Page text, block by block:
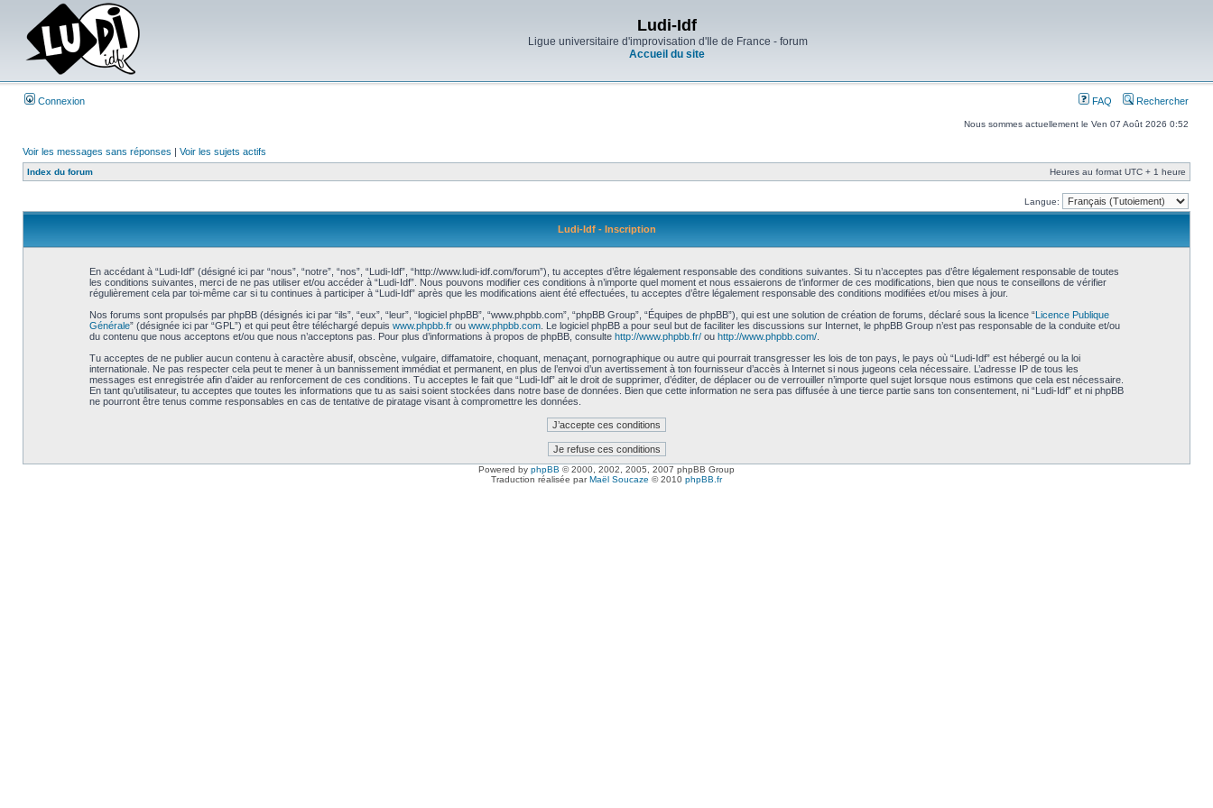
Ludi-Idf
Ligue universitaire d'improvisation d'Ile de France - forum
Accueil du site
Connexion FAQ Rechercher
Nous sommes actuellement le Ven 07 Août 2026 0:52
Voir les messages sans réponses | Voir les sujets actifs
Index du forum Heures au format UTC + 1 heure
Langue:
Ludi-Idf - Inscription
En accédant à “Ludi-Idf” (désigné ici par “nous”, “notre”, “nos”, “Ludi-Idf”, “http://www.ludi-idf.com/forum”), tu acceptes d’être légalement responsable des conditions suivantes. Si tu n’acceptes pas d’être légalement responsable de toutes
les conditions suivantes, merci de ne pas utiliser et/ou accéder à “Ludi-Idf”. Nous pouvons modifier ces conditions à n’importe quel moment et nous essaierons de t’informer de ces modifications, bien que nous te conseillons de vérifier
régulièrement cela par toi-même car si tu continues à participer à “Ludi-Idf” après que les modifications aient été effectuées, tu acceptes d’être légalement responsable des conditions modifiées et/ou mises à jour.
Nos forums sont propulsés par phpBB (désignés ici par “ils”, “eux”, “leur”, “logiciel phpBB”, “www.phpbb.com”, “phpBB Group”, “Équipes de phpBB”), qui est une solution de création de forums, déclaré sous la licence “Licence Publique
Générale” (désignée ici par “GPL”) et qui peut être téléchargé depuis www.phpbb.frou www.phpbb.com. Le logiciel phpBB a pour seul but de faciliter les discussions sur Internet, le phpBB Group n’est pas responsable de la conduite et/ou
du contenu que nous acceptons et/ou que nous n’acceptons pas. Pour plus d’informations à propos de phpBB, consulte http://www.phpbb.fr/ou http://www.phpbb.com/.
Tu acceptes de ne publier aucun contenu à caractère abusif, obscène, vulgaire, diffamatoire, choquant, menaçant, pornographique ou autre qui pourrait transgresser les lois de ton pays, le pays où “Ludi-Idf” est hébergé ou la loi
internationale. Ne pas respecter cela peut te mener à un bannissement immédiat et permanent, en plus de l’envoi d’un avertissement à ton fournisseur d’accès à Internet si nous jugeons cela nécessaire. L’adresse IP de tous les
messages est enregistrée afin d’aider au renforcement de ces conditions. Tu acceptes le fait que “Ludi-Idf” ait le droit de supprimer, d’éditer, de déplacer ou de verrouiller n’importe quel sujet lorsque nous estimons que cela est nécessaire.
En tant qu’utilisateur, tu acceptes que toutes les informations que tu as saisi soient stockées dans notre base de données. Bien que cette information ne sera pas diffusée à une tierce partie sans ton consentement, ni “Ludi-Idf” et ni phpBB
ne pourront être tenus comme responsables en cas de tentative de piratage visant à compromettre les données.
Powered by phpBB © 2000, 2002, 2005, 2007 phpBB Group
Traduction réalisée parMaël Soucaze © 2010 phpBB.fr